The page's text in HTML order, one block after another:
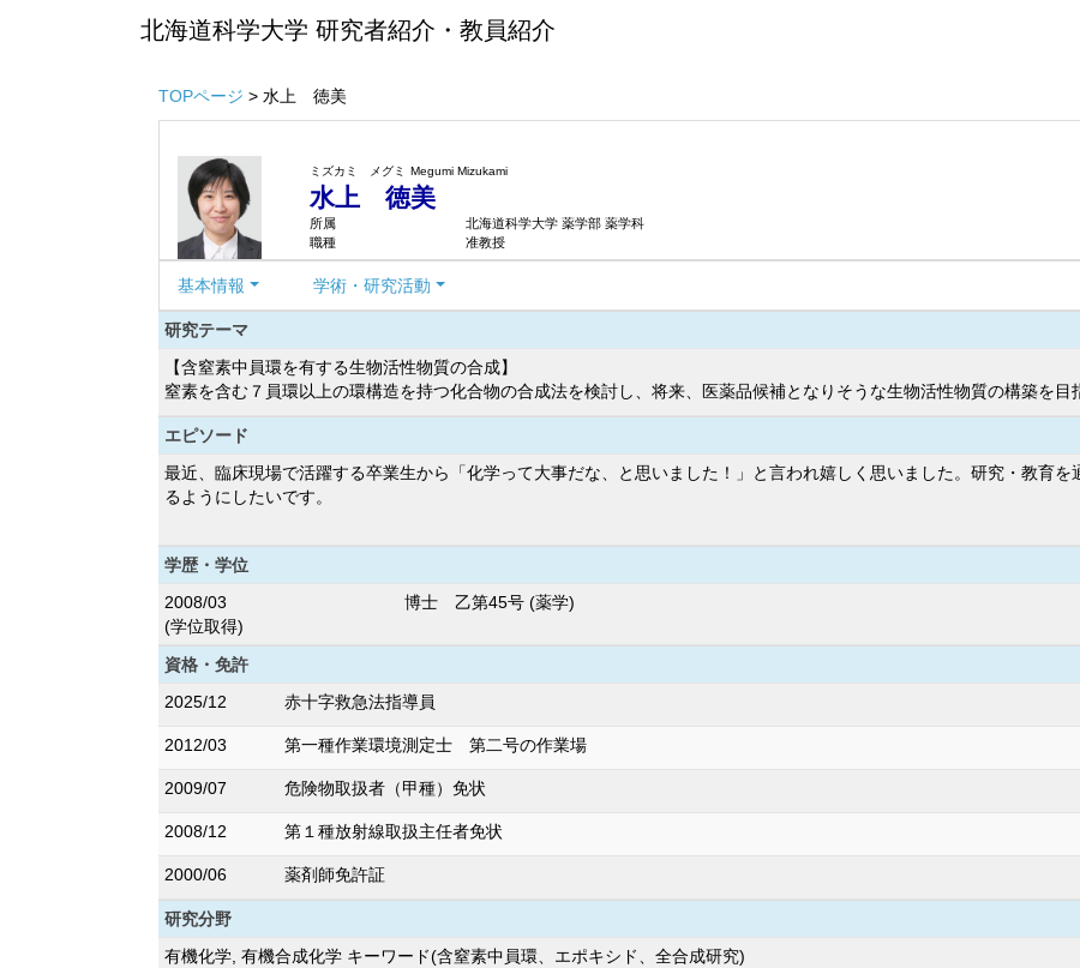
北海道科学大学 研究者紹介・教員紹介
TOPページ > 水上 徳美
ミズカミ メグミ Megumi Mizukami
水上 徳美
所属
北海道科学大学 薬学部 薬学科
職種
准教授
基本情報 学術・研究活動
研究テーマ
【含窒素中員環を有する生物活性物質の合成】
窒素を含む７員環以上の環構造を持つ化合物の合成法を検討し、将来、医薬品候補となりそうな生物活性物質の構築を目
エピソード
最近、臨床現場で活躍する卒業生から「化学って大事だな、と思いました！」と言われ嬉しく思いました。研究・教育
るようにしたいです。
学歴・学位
2008/03
(学位取得)
博士 乙第45号 (薬学)
資格・免許
2025/12
赤十字救急法指導員
2012/03 第一種作業環境測定士 第二号の作業場
2009/07 危険物取扱者（甲種）免状
2008/12 第１種放射線取扱主任者免状
2000/06 薬剤師免許証
研究分野
有機化学, 有機合成化学 キーワード(含窒素中員環、エポキシド、全合成研究)